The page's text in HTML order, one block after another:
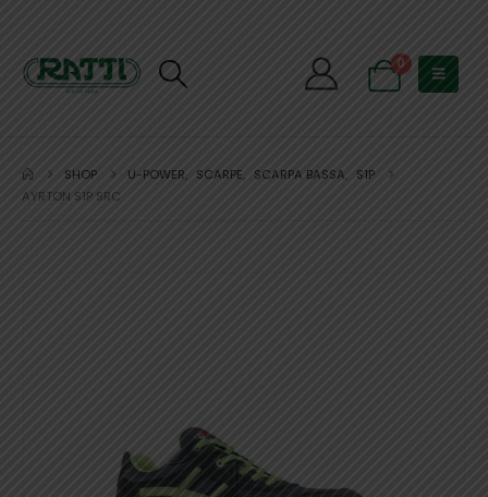
0
SHOP U-POWER, SCARPE, SCARPA BASSA, S1P
AYRTON S1P SRC